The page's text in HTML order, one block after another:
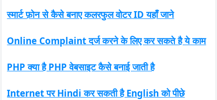
स्मार्ट फ़ोन से कैसे बनाए कलरफुल वोटर ID यहाँ जाने
Online Complaint दर्ज करने के लिए कर सकते है ये काम
PHP क्या है PHP वेबसाइट कैसे बनाई जाती है
Internet पर Hindi कर सकती है English को पीछे